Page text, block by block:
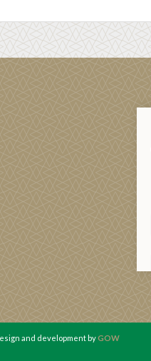
and development byGOW